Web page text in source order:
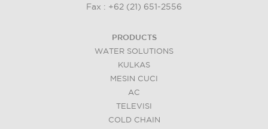
Fax : +62 (21) 651-2556
PRODUCTS
WATER SOLUTIONS
KULKAS
MESIN CUCI
AC
TELEVISI
COLD CHAIN